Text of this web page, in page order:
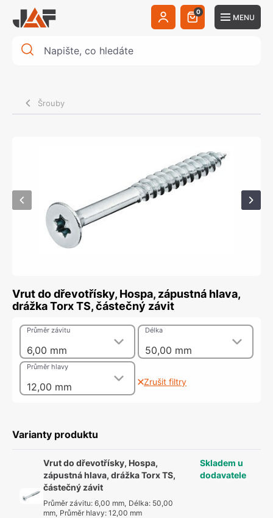
0
MENU
Šrouby
Vrut do dřevotřísky, Hospa, zápustná hlava,
drážka Torx TS, částečný závit
6,00 mm
Průměr závitu
50,00 mm
Délka
12,00 mm
Průměr hlavy
Zrušit filtry
Varianty produktu
Vrut do dřevotřísky, Hospa,
zápustná hlava, drážka Torx TS,
částečný závit
Průměr závitu:6,00 mm, Délka: 50,00
mm, Průměr hlavy:12,00 mm
Skladem u
dodavatele